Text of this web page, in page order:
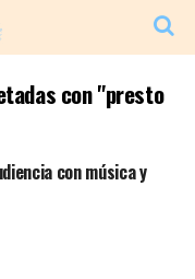
con "presto
con música y